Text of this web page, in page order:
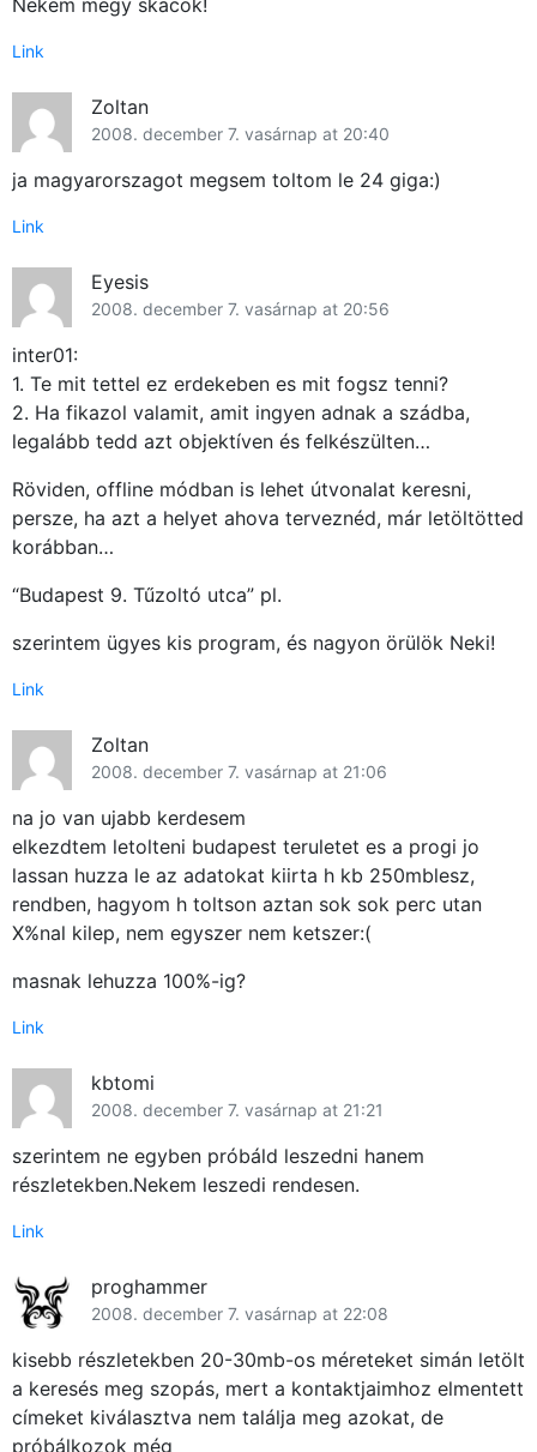
Link
Zoltan
2008. december 7. vasárnap at 20:40
ja magyarorszagot megsem toltom le 24 giga:)
Link
Eyesis
2008. december 7. vasárnap at 20:56
inter01:
1. Te mit tettel ez erdekeben es mit fogsz tenni?
2. Ha fikazol valamit, amit ingyen adnak a szádba,
legalább tedd azt objektíven és felkészülten…
Röviden, offline módban is lehet útvonalat keresni,
persze, ha azt a helyet ahova terveznéd, már letöltötted
korábban…
“Budapest 9. Tűzoltó utca” pl.
szerintem ügyes kis program, és nagyon örülök Neki!
Link
Zoltan
2008. december 7. vasárnap at 21:06
na jo van ujabb kerdesem
elkezdtem letolteni budapest teruletet es a progi jo
lassan huzza le az adatokat kiirta h kb 250mblesz,
rendben, hagyom h toltson aztan sok sok perc utan
X%nal kilep, nem egyszer nem ketszer:(
masnak lehuzza 100%-ig?
Link
kbtomi
2008. december 7. vasárnap at 21:21
szerintem ne egyben próbáld leszedni hanem
részletekben.Nekem leszedi rendesen.
Link
proghammer
2008. december 7. vasárnap at 22:08
kisebb részletekben 20-30mb-os méreteket simán letölt
a keresés meg szopás, mert a kontaktjaimhoz elmentett
címeket kiválasztva nem találja meg azokat, de
próbálkozok még